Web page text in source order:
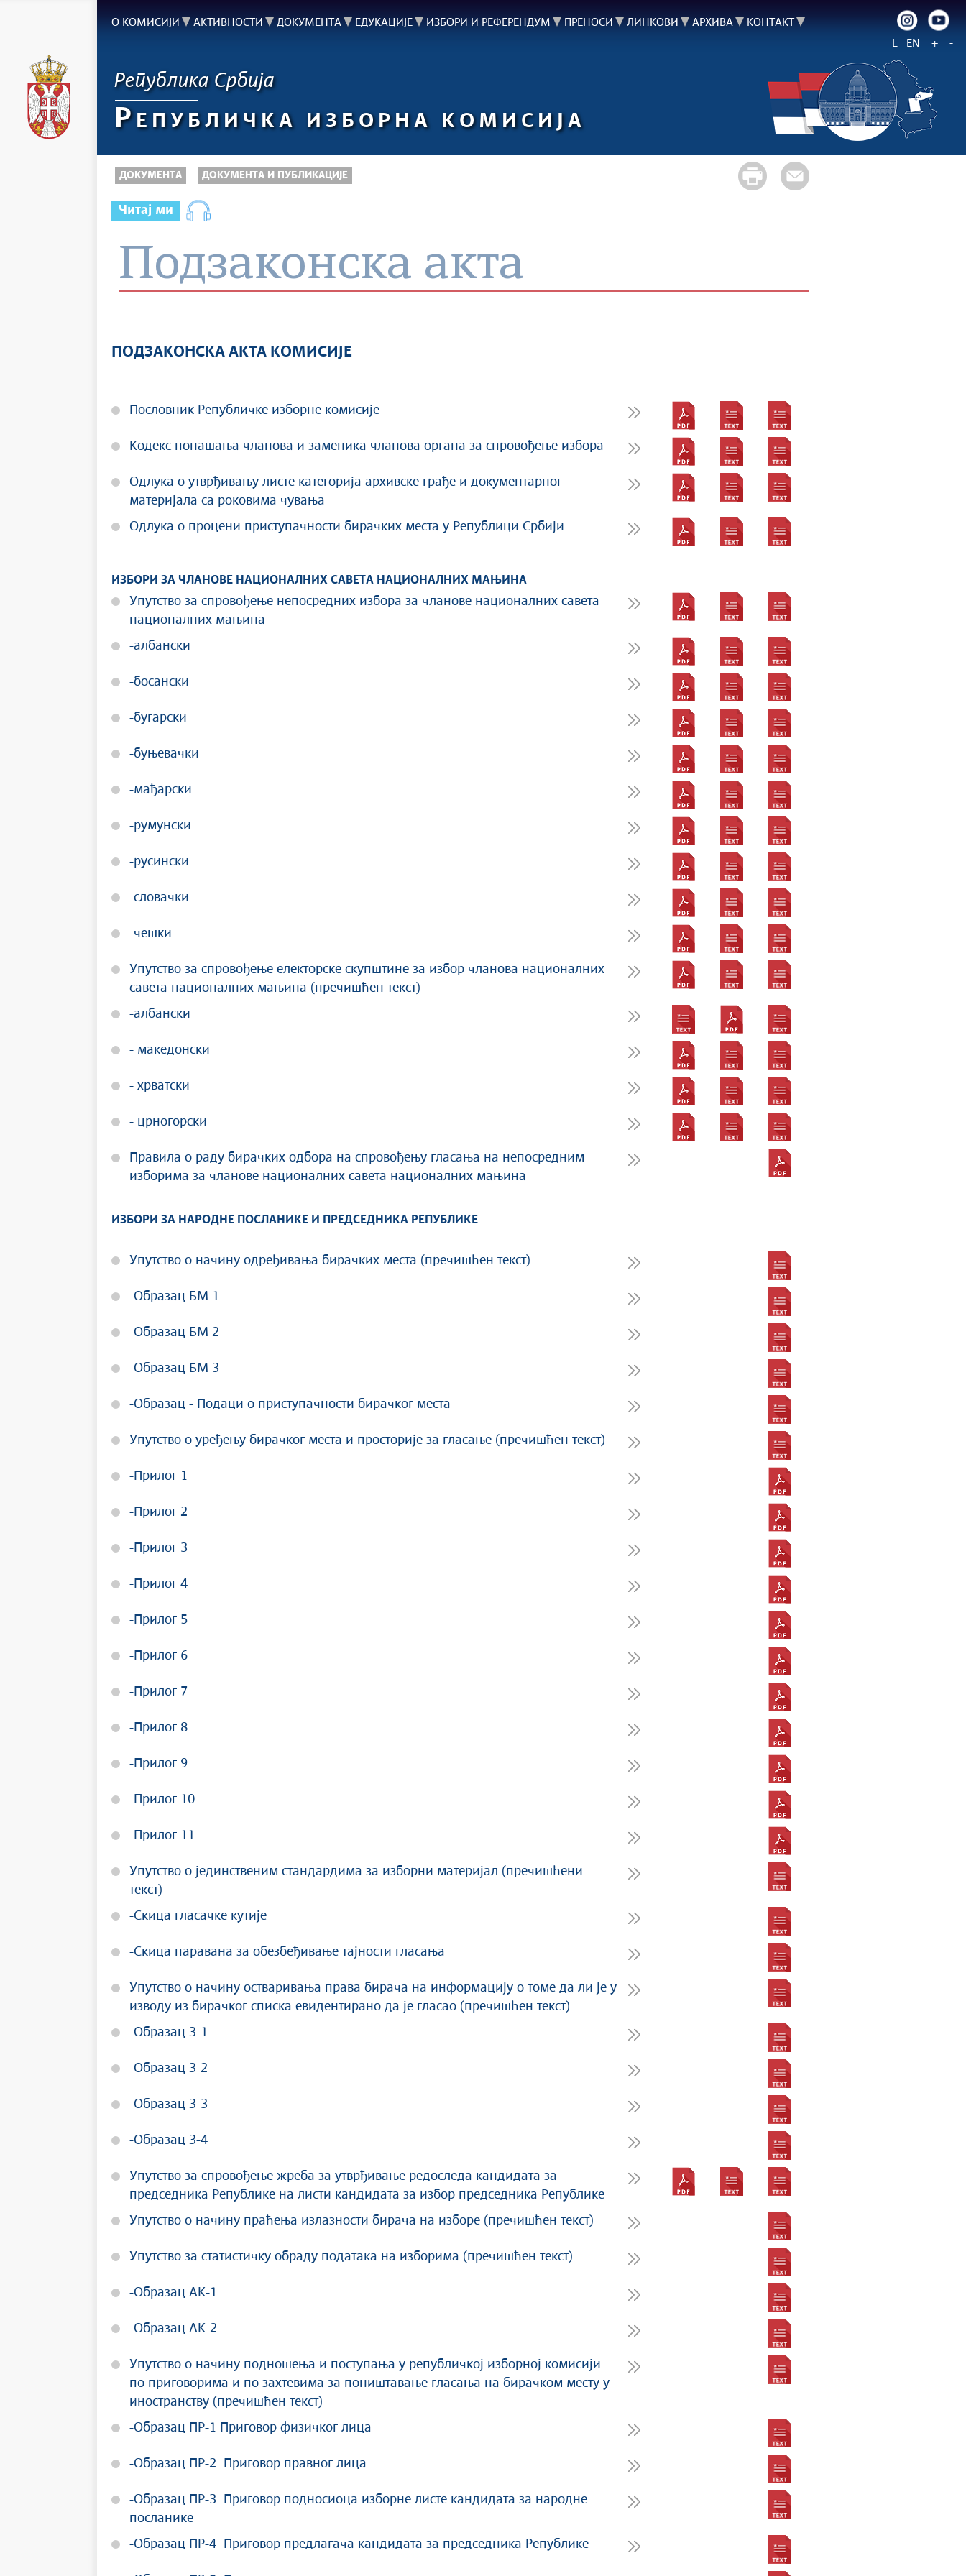
О КОМИСИЈИ АКТИВНОСТИ ДОКУМЕНТА ЕДУКАЦИЈЕ ИЗБОРИ И РЕФЕРЕНДУМ ПРЕНОСИ ЛИНКОВИ АРХИВА
КОНТАКТ
L
EN + -
Република Србија
Р ЕПУБЛИЧКА ИЗБОРНА КОМИСИЈА
ДОКУМЕНТА ДОКУМЕНТА И ПУБЛИКАЦИЈЕ
Читај ми
Подзаконска акта
ПОДЗАКОНСКА АКТА КОМИСИЈЕ
Пословник Републичке изборне комисије
Кодекс понашања чланова и заменика чланова органа за спровођење избора
Одлука о утврђивању листе категорија архивске грађе и документарног
материјала са роковима чувања
Одлука о процени приступачности бирачких места у Републици Србији
ИЗБОРИ ЗА ЧЛАНОВЕ НАЦИОНАЛНИХ САВЕТА НАЦИОНАЛНИХ МАЊИНА
Упутство за спровођење непосредних избора за чланове националних савета
националних мањинa
-албански
-босански
-бугарски
-буњевачки
-мађарски
-румунски
-русински
-словачки
-чешки
Упутство за спровођење електорске скупштине за избор чланова националних
савета националних мањина (пречишћен текст)
-албански
- македонски
- хрватски
- црногорски
Правила о раду бирачких одбора на спровођењу гласања на непосредним
изборима за чланове националних савета националних мањина
ИЗБОРИ ЗА НАРОДНЕ ПОСЛАНИКЕ И ПРЕДСЕДНИКА РЕПУБЛИКЕ
Упутство о начину одређивања бирачких места (пречишћен текст)
-Образац БМ 1
-Образац БМ 2
-Образац БМ 3
-Образац - Подаци о приступачности бирачког места
Упутство о уређењу бирачког места и просторије за гласање (пречишћен текст)
-Прилог 1
-Прилог 2
-Прилог 3
-Прилог 4
-Прилог 5
-Прилог 6
-Прилог 7
-Прилог 8
-Прилог 9
-Прилог 10
-Прилог 11
Упутство о јединственим стандардима за изборни материјал (пречишћени
текст)
-Скица гласачке кутије
-Скица паравана за обезбеђивање тајности гласања
Упутство о начину остваривања права бирача на информацију о томе да ли је у
изводу из бирачког списка евидентирано да је гласао (пречишћен текст)
-Образац З-1
-Образац З-2
-Образац З-3
-Образац З-4
Упутство за спровођење жреба за утврђивање редоследа кандидата за
председника Републике на листи кандидата за избор председника Републике
Упутство о начину праћења излазности бирача на изборе (пречишћен текст)
Упутство за статистичку обраду података на изборима (пречишћен текст)
-Образац АК-1
-Образац АК-2
Упутство о начину подношења и поступања у републичкој изборној комисији
по приговорима и по захтевима за поништавање гласања на бирачком месту у
иностранству (пречишћен текст)
-Образац ПР-1 Приговор физичког лица
-Образац ПР-2 Приговор правног лица
-Образац ПР-3 Приговор подносиоца изборне листе кандидата за народне
посланике
-Образац ПР-4 Приговор предлагача кандидата за председника Републике